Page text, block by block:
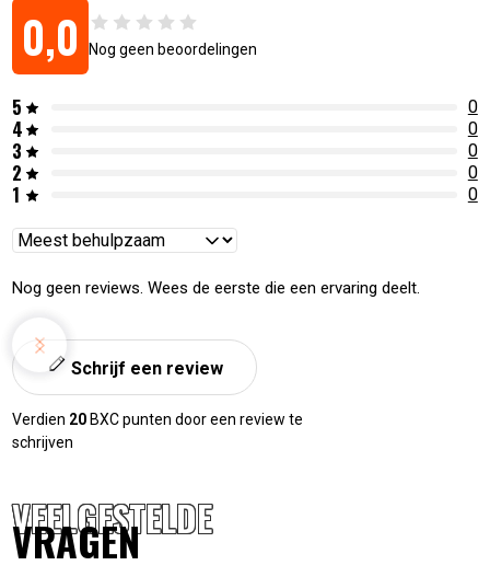
0,0 Nog geen beoordelingen
5 0
4 0
3 0
2 0
1 0
Reviews
Nog geen reviews. Wees de eerste die een ervaring deelt.
Schrijf een review
Verdien 20 BXC punten door een review te
schrijven
VEELGESTELDE
VRAGEN